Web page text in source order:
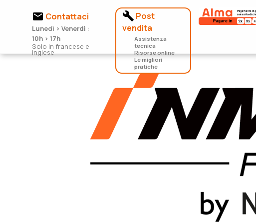
 Contattaci
Lunedì > Venerdì :
10h > 17h
Solo in francese e
inglese
 Post
vendita
Assistenza
tecnica
Risorse online
Le migliori
pratiche